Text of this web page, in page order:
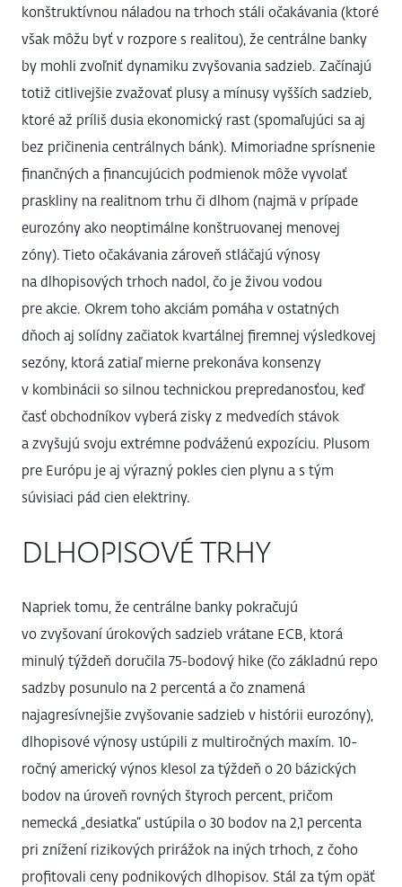
konštruktívnou náladou na trhoch stáli očakávania (ktoré
však môžu byť v rozpore s realitou), že centrálne banky
by mohli zvoľniť dynamiku zvyšovania sadzieb. Začínajú
totiž citlivejšie zvažovať plusy a mínusy vyšších sadzieb,
ktoré až príliš dusia ekonomický rast (spomaľujúci sa aj
bez pričinenia centrálnych bánk). Mimoriadne sprísnenie
finančných a financujúcich podmienok môže vyvolať
praskliny na realitnom trhu či dlhom (najmä v prípade
eurozóny ako neoptimálne konštruovanej menovej
zóny). Tieto očakávania zároveň stláčajú výnosy
na dlhopisových trhoch nadol, čo je živou vodou
pre akcie. Okrem toho akciám pomáha v ostatných
dňoch aj solídny začiatok kvartálnej firemnej výsledkovej
sezóny, ktorá zatiaľ mierne prekonáva konsenzy
v kombinácii so silnou technickou prepredanosťou, keď
časť obchodníkov vyberá zisky z medvedích stávok
a zvyšujú svoju extrémne podváženú expozíciu. Plusom
pre Európu je aj výrazný pokles cien plynu a s tým
súvisiaci pád cien elektriny.
DLHOPISOVÉ TRHY
Napriek tomu, že centrálne banky pokračujú
vo zvyšovaní úrokových sadzieb vrátane ECB, ktorá
minulý týždeň doručila 75-bodový hike (čo základnú repo
sadzby posunulo na 2 percentá a čo znamená
najagresívnejšie zvyšovanie sadzieb v histórii eurozóny),
dlhopisové výnosy ustúpili z multiročných maxím. 10-
ročný americký výnos klesol za týždeň o 20 bázických
bodov na úroveň rovných štyroch percent, pričom
nemecká „desiatka“ ustúpila o 30 bodov na 2,1 percenta
pri znížení rizikových prirážok na iných trhoch, z čoho
profitovali ceny podnikových dlhopisov. Stál za tým opäť